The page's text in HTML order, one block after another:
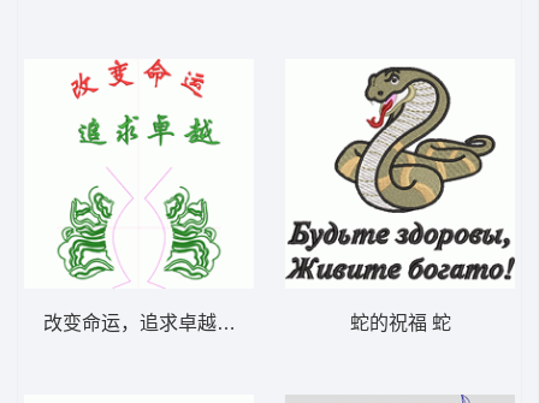
改变命运，追求卓越 校服 蛇的祝福 蛇